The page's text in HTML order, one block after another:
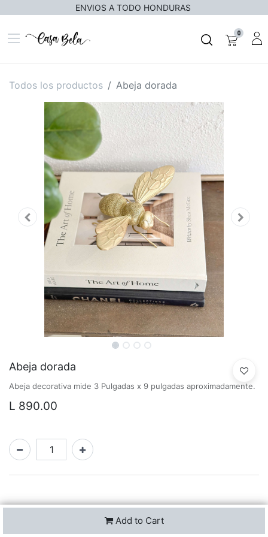
ENVIOS A TODO HONDURAS
0
Todos los productos Abeja dorada
Abeja dorada
Abeja decorativa mide 3 Pulgadas x 9 pulgadas aproximadamente.
L 890.00
Add to Cart